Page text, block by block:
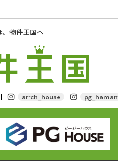
物件王国へ
arrch_house